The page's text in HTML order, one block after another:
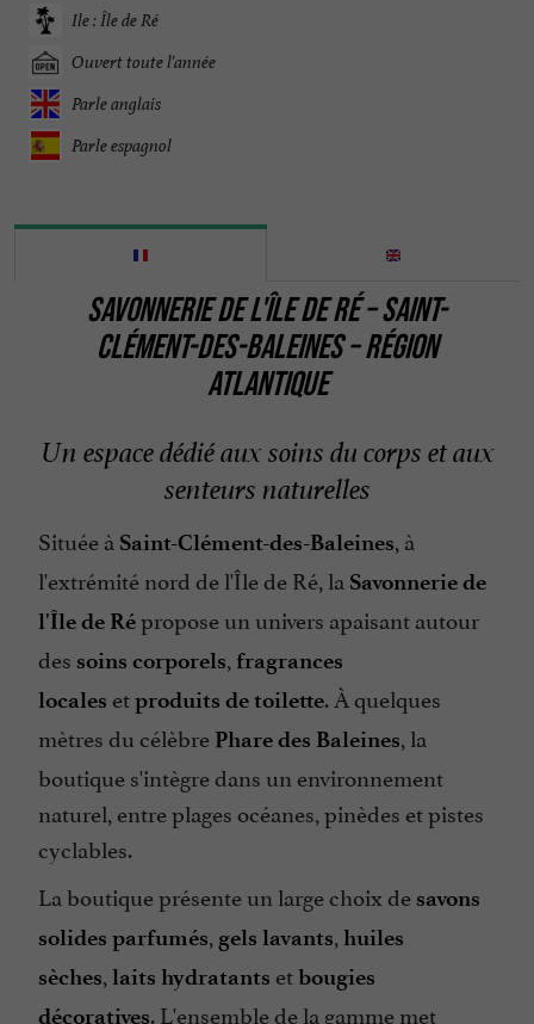
Ile : Île de Ré
Ouvert toute l'année
Parle anglais
Parle espagnol
SAVONNERIE DE L'ÎLE DE RÉ – SAINT-
CLÉMENT-DES-BALEINES – RÉGION
ATLANTIQUE
Un espace dédié aux soins du corps et aux
senteurs naturelles
Située à Saint-Clément-des-Baleines , à
l'extrémité nord de l'Île de Ré, la Savonnerie de
l'Île de Répropose un univers apaisant autour
des soins corporels fragrances
locales etproduits de toilette. À quelques
mètres du célèbre Phare des Baleines , la
boutique s'intègre dans un environnement
naturel, entre plages océanes, pinèdes et pistes
cyclables.
La boutique présente un large choix de savons
solides parfumés gels lavants huiles
sèches laits hydratants etbougies
décoratives. L'ensemble de la gamme met